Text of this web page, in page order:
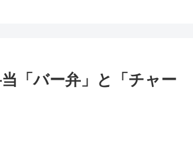
「バー弁」と「チャー